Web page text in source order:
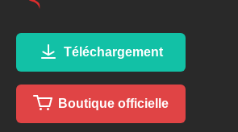
Téléchargement
Boutique officielle